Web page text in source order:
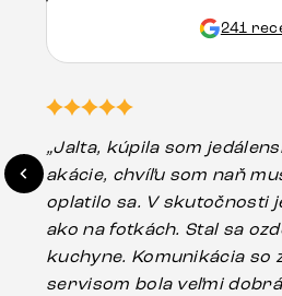
241
„Jalta, kúpila som
akácie, chvíľu som naň
oplatilo sa. V skutočnosti
ako na fotkách. Stal sa
kuchyne. Komunikácia so
servisom bola veľmi